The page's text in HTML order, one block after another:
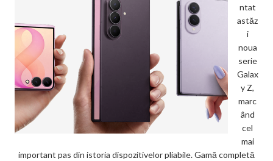
ntat
astăz
i
noua
serie
Galax
y Z,
marc
ând
cel
mai
important pas din istoria dispozitivelor pliabile. Gamă completă